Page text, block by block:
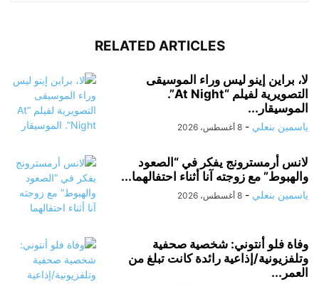
RELATED ARTICLES
لا، براين إينو ليس وراء الموسيقى
التصويرية لفيلم “At Night”.
الموسيقار...
ياسمين بنعلي - 8 أغسطس، 2026
لانس أرمسترونج يفكر في “الصعود
والهبوط” مع زوجته آنا أثناء احتفالهما...
ياسمين بنعلي - 8 أغسطس، 2026
وفاة فلو أنتوني: شخصية صحفية
وتلفزيونية/إذاعية رائدة كانت تبلغ من
العمر...